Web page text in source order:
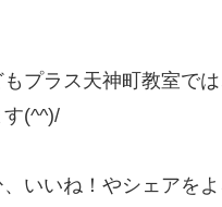
もプラス天神町教室では
す(^^)/
、いいね！やシェアを